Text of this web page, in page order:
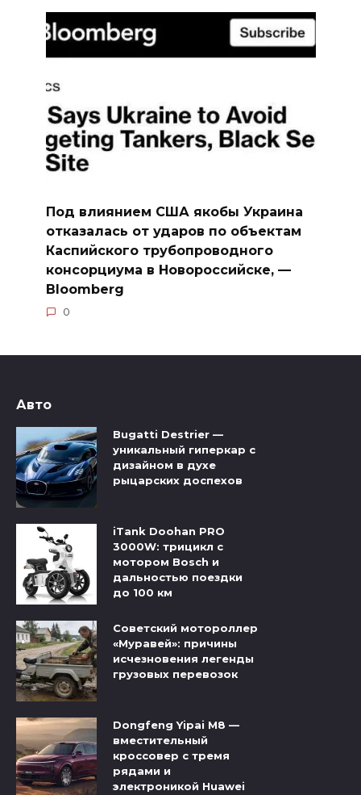
Под влиянием США якобы Украина
отказалась от ударов по объектам
Каспийского трубопроводного
консорциума в Новороссийске, —
Bloomberg
0
Авто
Bugatti Destrier —
уникальный гиперкар с
дизайном в духе
рыцарских доспехов
iTank Doohan PRO
3000W: трицикл с
мотором Bosch и
дальностью поездки
до 100 км
Советский мотороллер
«Муравей»: причины
исчезновения легенды
грузовых перевозок
Dongfeng Yipai M8 —
вместительный
кроссовер с тремя
рядами и
электроникой Huawei